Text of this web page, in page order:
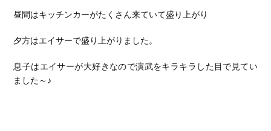
昼間はキッチンカーがたくさん来ていて盛り上がり
夕方はエイサーで盛り上がりました。
息子はエイサーが大好きなので演武をキラキラした目で見てい
ました～♪